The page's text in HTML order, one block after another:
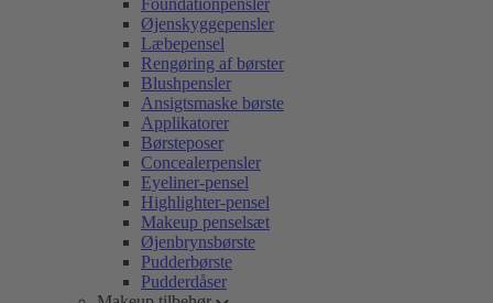
Foundationpensler
Øjenskyggepensler
Læbepensel
Rengøring af børster
Blushpensler
Ansigtsmaske børste
Applikatorer
Børsteposer
Concealerpensler
Eyeliner-pensel
Highlighter-pensel
Makeup penselsæt
Øjenbrynsbørste
Pudderbørste
Pudderdåser